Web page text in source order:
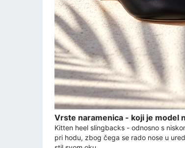
Vrste naramenica - koji je model
Kitten heel slingbacks - odnosno s
pri hodu, zbog čega se rado nose u